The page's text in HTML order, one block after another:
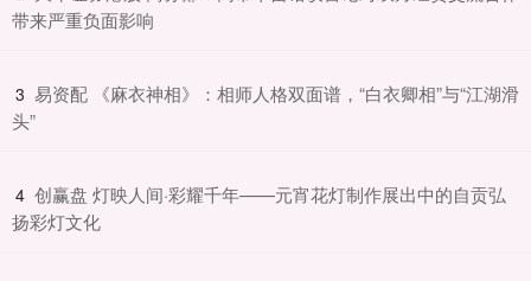
带来严重负面影响
3 ​易资配 《麻衣神相》：相师人格双面谱，“白衣卿相”与“江湖滑
头”
4 ​创赢盘 灯映人间·彩耀千年——元宵花灯制作展出中的自贡弘
扬彩灯文化